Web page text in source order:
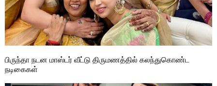
பிருந்தா நடன மாஸ்டர் வீட்டு திருமணத்தில் கலந்துகொண்ட
நடிகைகள்